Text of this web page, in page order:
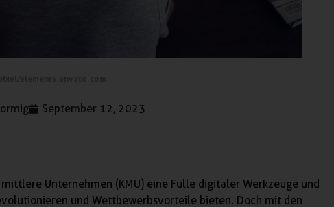
September 12, 2023
Unternehmen (KMU) eine Fülle digitaler Werkzeuge und
und Wettbewerbsvorteile bieten. Doch mit den